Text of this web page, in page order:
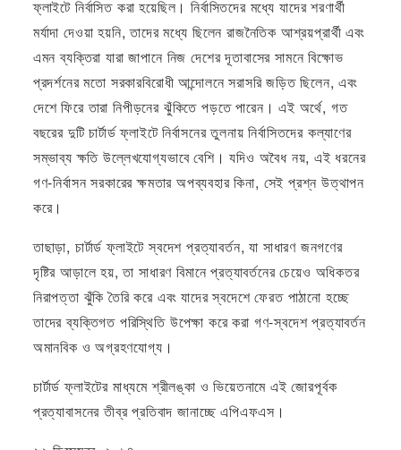
ফ্লাইটে নির্বাসিত করা হয়েছিল। নির্বাসিতদের মধ্যে যাদের শরণার্থী
মর্যাদা দেওয়া হয়নি, তাদের মধ্যে ছিলেন রাজনৈতিক আশ্রয়প্রার্থী এবং
এমন ব্যক্তিরা যারা জাপানে নিজ দেশের দূতাবাসের সামনে বিক্ষোভ
প্রদর্শনের মতো সরকারবিরোধী আন্দোলনে সরাসরি জড়িত ছিলেন, এবং
দেশে ফিরে তারা নিপীড়নের ঝুঁকিতে পড়তে পারেন। এই অর্থে, গত
বছরের দুটি চার্টার্ড ফ্লাইটে নির্বাসনের তুলনায় নির্বাসিতদের কল্যাণের
সম্ভাব্য ক্ষতি উল্লেখযোগ্যভাবে বেশি। যদিও অবৈধ নয়, এই ধরনের
গণ-নির্বাসন সরকারের ক্ষমতার অপব্যবহার কিনা, সেই প্রশ্ন উত্থাপন
করে।
তাছাড়া, চার্টার্ড ফ্লাইটে স্বদেশ প্রত্যাবর্তন, যা সাধারণ জনগণের
দৃষ্টির আড়ালে হয়, তা সাধারণ বিমানে প্রত্যাবর্তনের চেয়েও অধিকতর
নিরাপত্তা ঝুঁকি তৈরি করে এবং যাদের স্বদেশে ফেরত পাঠানো হচ্ছে
তাদের ব্যক্তিগত পরিস্থিতি উপেক্ষা করে করা গণ-স্বদেশ প্রত্যাবর্তন
অমানবিক ও অগ্রহণযোগ্য।
চার্টার্ড ফ্লাইটের মাধ্যমে শ্রীলঙ্কা ও ভিয়েতনামে এই জোরপূর্বক
প্রত্যাবাসনের তীব্র প্রতিবাদ জানাচ্ছে এপিএফএস।